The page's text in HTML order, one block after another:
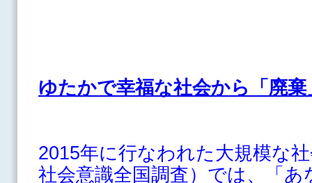
ゆたかで幸福な社会から「廃
2015年に行なわれた大規模な
社会意識全国調査）では、「